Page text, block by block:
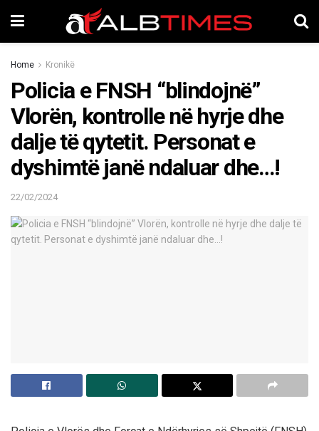
Home Kronikë
Policia e FNSH “blindojnë”
Vlorën, kontrolle në hyrje dhe
dalje të qytetit. Personat e
dyshimtë janë ndaluar dhe…!
22/02/2024